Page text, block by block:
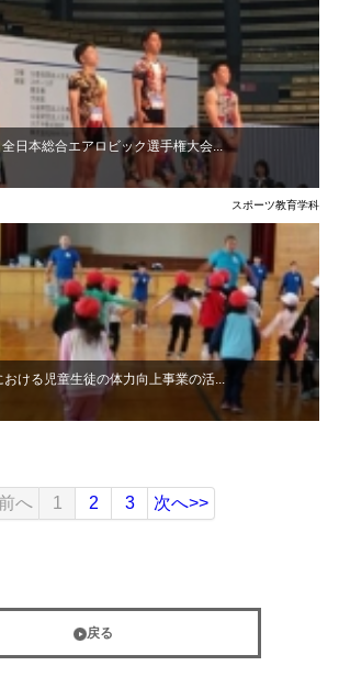
日本総合エアロビック選手権大会...
スポーツ教育学科
ける児童生徒の体力向上事業の活...
へ 1 2 3 次へ>>
戻る